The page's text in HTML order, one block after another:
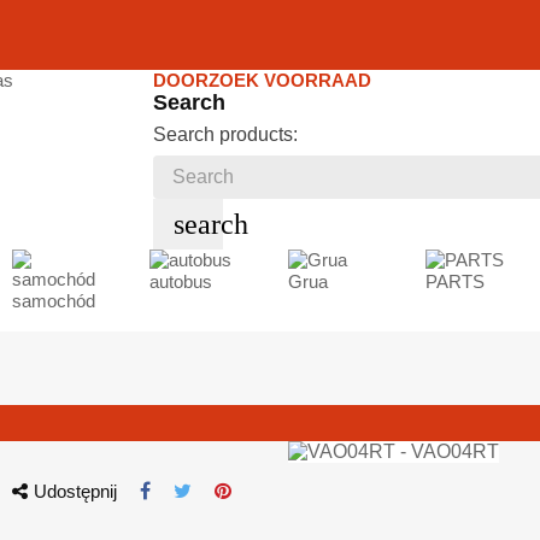
DOORZOEK VOORRAAD
Search
Search products:
search
samochód
autobus Grua PARTS
Udostępnij